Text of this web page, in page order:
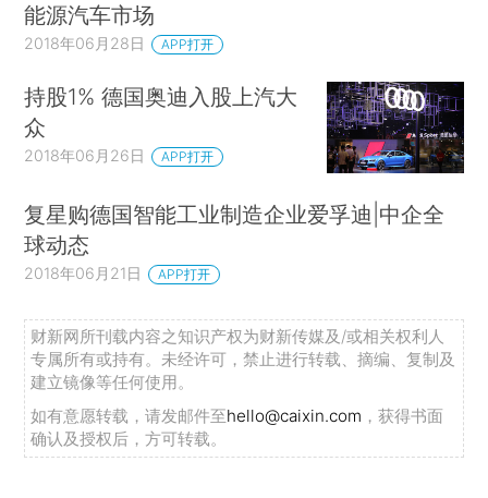
能源汽车市场
2018年06月28日 APP打开
持股1% 德国奥迪入股上汽大
众
2018年06月26日 APP打开
复星购德国智能工业制造企业爱孚迪|中企全
球动态
2018年06月21日 APP打开
财新网所刊载内容之知识产权为财新传媒及/或相关权利人
专属所有或持有。未经许可，禁止进行转载、摘编、复制及
建立镜像等任何使用。
如有意愿转载，请发邮件至hello@caixin.com ，获得书面
确认及授权后，方可转载。